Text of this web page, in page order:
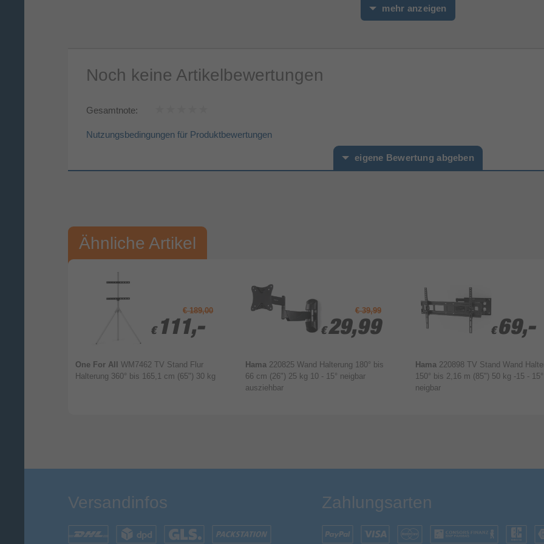
Herstellerartikelnummer
mehr anzeigen
Noch keine Artikelbewertungen
Gesamtnote:
Nutzungsbedingungen für Produktbewertungen
eigene Bewertung abgeben
Ihre Bewertung:
Ihr Kommentar*
Bewertung & Kommentar speichern
Ähnliche Artikel
€ 189,00
€ 111,-
€ 111,-
One For All WM7462 TV Stand Flur
Halterung 360° bis 165,1 cm (65") 30 kg
€ 39,99
€ 29,99
€ 29,99
Hama 220825 Wand Halterung 180° bis
66 cm (26") 25 kg 10 - 15° neigbar
ausziehbar
€ 69,-
€ 69,-
Hama 220898 TV Stand Wand
150° bis 2,16 m (85") 50 kg -15 - 15°
neigbar
Versandinfos Zahlungsarten